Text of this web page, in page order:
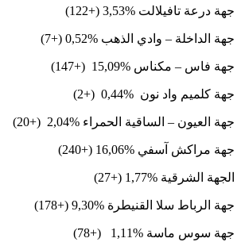
جهة درعة تافيلالت %3,53 (+122)
جهة الداخلة – وادي الذهب %0,52 (+7)
جهة فاس – مكناس %15,09 (+147)
جهة كلميم واد نون %0,44 (+2)
جهة العيون – الساقية الحمراء %2,04 (+20)
جهة مراكش آسفي %16,06 (+240)
الجهة الشرقية %1,77 (+27)
جهة الرباط سلا القنيطرة %9,30 (+178)
جهة سوس ماسة %1,11 (+78)